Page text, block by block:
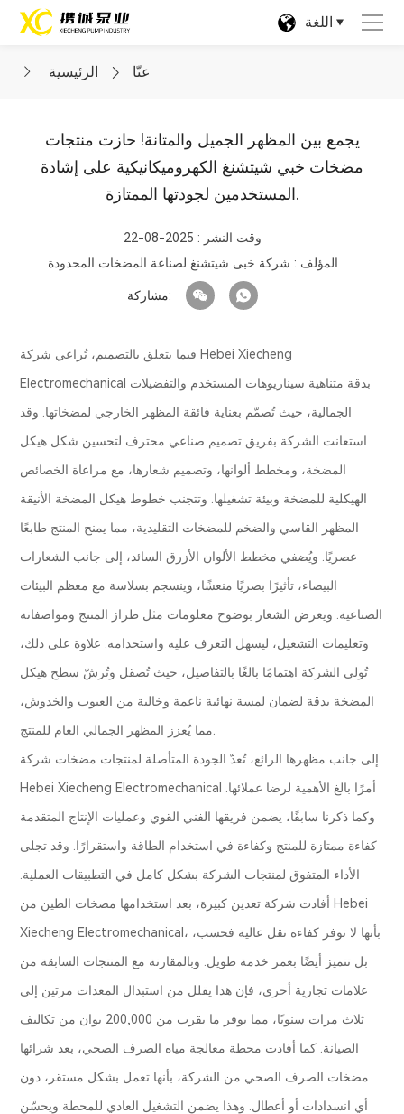
اللغة
الرئيسية عنّا
يجمع بين المظهر الجميل والمتانة! حازت منتجات
مضخات خبي شيتشنغ الكهروميكانيكية على إشادة
المستخدمين لجودتها الممتازة.
وقت النشر : 2025-08-22
المؤلف : شركة خبى شيتشنغ لصناعة المضخات المحدودة
مشاركة:
فيما يتعلق بالتصميم، تُراعي شركة Hebei Xiecheng
Electromechanical بدقة متناهية سيناريوهات المستخدم والتفضيلات
الجمالية، حيث تُصمّم بعناية فائقة المظهر الخارجي لمضخاتها. وقد
استعانت الشركة بفريق تصميم صناعي محترف لتحسين شكل هيكل
المضخة، ومخطط ألوانها، وتصميم شعارها، مع مراعاة الخصائص
الهيكلية للمضخة وبيئة تشغيلها. وتتجنب خطوط هيكل المضخة الأنيقة
المظهر القاسي والضخم للمضخات التقليدية، مما يمنح المنتج طابعًا
عصريًا. ويُضفي مخطط الألوان الأزرق السائد، إلى جانب الشعارات
البيضاء، تأثيرًا بصريًا منعشًا، وينسجم بسلاسة مع معظم البيئات
الصناعية. ويعرض الشعار بوضوح معلومات مثل طراز المنتج ومواصفاته
وتعليمات التشغيل، ليسهل التعرف عليه واستخدامه. علاوة على ذلك،
تُولي الشركة اهتمامًا بالغًا بالتفاصيل، حيث تُصقل وتُرشّ سطح هيكل
المضخة بدقة لضمان لمسة نهائية ناعمة وخالية من العيوب والخدوش،
إلى جانب مظهرها الرائع، تُعدّ الجودة المتأصلة لمنتجات مضخات شركة
Hebei Xiecheng Electromechanical أمرًا بالغ الأهمية لرضا عملائها.
وكما ذكرنا سابقًا، يضمن فريقها الفني القوي وعمليات الإنتاج المتقدمة
كفاءة ممتازة للمنتج وكفاءة في استخدام الطاقة واستقرارًا. وقد تجلى
الأداء المتفوق لمنتجات الشركة بشكل كامل في التطبيقات العملية.
أفادت شركة تعدين كبيرة، بعد استخدامها مضخات الطين من Hebei
Xiecheng Electromechanical، بأنها لا توفر كفاءة نقل عالية فحسب،
بل تتميز أيضًا بعمر خدمة طويل. وبالمقارنة مع المنتجات السابقة من
علامات تجارية أخرى، فإن هذا يقلل من استبدال المعدات مرتين إلى
ثلاث مرات سنويًا، مما يوفر ما يقرب من 200,000 يوان من تكاليف
الصيانة. كما أفادت محطة معالجة مياه الصرف الصحي، بعد شرائها
مضخات الصرف الصحي من الشركة، بأنها تعمل بشكل مستقر، دون
أي انسدادات أو أعطال. وهذا يضمن التشغيل العادي للمحطة ويحسّن